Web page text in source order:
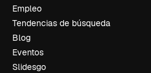
Empleo
Tendencias de búsqueda
Blog
Eventos
Slidesgo